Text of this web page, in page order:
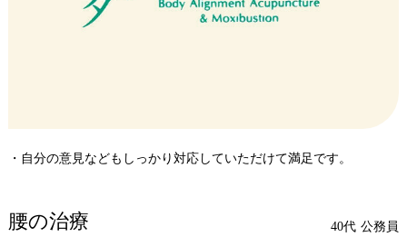
・自分の意見などもしっかり対応していただけて満足です。
腰の治療 40代 公務員